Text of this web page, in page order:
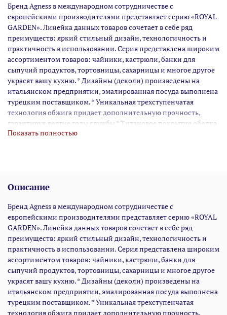
Бренд Agness в международном сотрудничестве с
европейскими производителями представляет серию «ROYAL
GARDEN». Линейка данных товаров сочетает в себе ряд
преимуществ: яркий стильный дизайн, технологичность и
практичность в использовании. Серия представлена широким
ассортиментом товаров: чайники, кастрюли, банки для
сыпучий продуктов, тортовницы, сахарницы и многое другое
украсят вашу кухню. * Дизайны (деколи) произведены на
итальянском предприятии, эмалированная посуда выполнена
турецким поставщиком. * Уникальная трехступенчатая
технология обжига придает дополнительную прочность,
гарантируя долгие годы службы * Титановое покрытие ободка
и ручек защищает посуду от коррозии * Стильная ручка
Показать полностью
Описание
Бренд Agness в международном сотрудничестве с
европейскими производителями представляет серию «ROYAL
GARDEN». Линейка данных товаров сочетает в себе ряд
преимуществ: яркий стильный дизайн, технологичность и
практичность в использовании. Серия представлена широким
ассортиментом товаров: чайники, кастрюли, банки для
сыпучий продуктов, тортовницы, сахарницы и многое другое
украсят вашу кухню. * Дизайны (деколи) произведены на
итальянском предприятии, эмалированная посуда выполнена
турецким поставщиком. * Уникальная трехступенчатая
технология обжига придает дополнительную прочность,